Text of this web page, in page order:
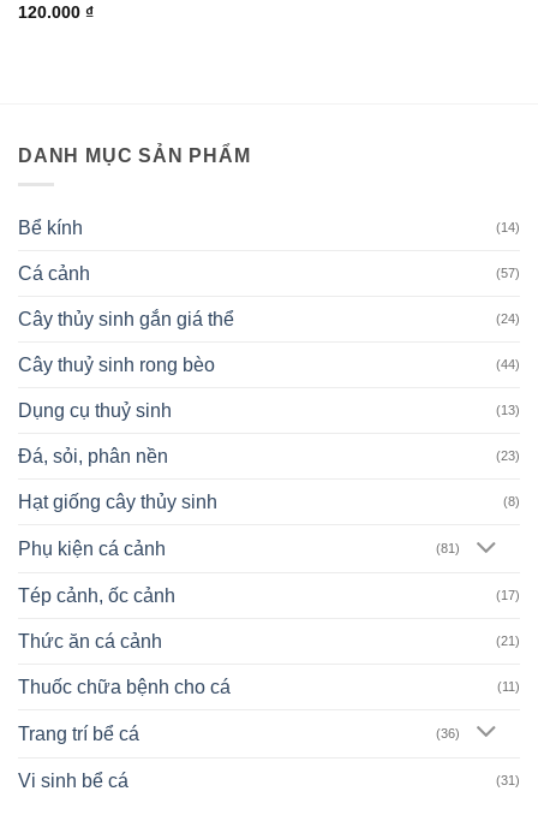
120.000 ₫
DANH MỤC SẢN PHẨM
Bể kính (14)
Cá cảnh (57)
Cây thủy sinh gắn giá thể (24)
Cây thuỷ sinh rong bèo (44)
Dụng cụ thuỷ sinh (13)
Đá, sỏi, phân nền (23)
Hạt giống cây thủy sinh (8)
Phụ kiện cá cảnh (81)
Tép cảnh, ốc cảnh (17)
Thức ăn cá cảnh (21)
Thuốc chữa bệnh cho cá (11)
Trang trí bể cá (36)
Vi sinh bể cá (31)